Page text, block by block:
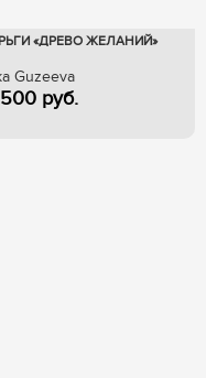
«ДРЕВО ЖЕЛАНИЙ»
Guzeeva
500 руб.